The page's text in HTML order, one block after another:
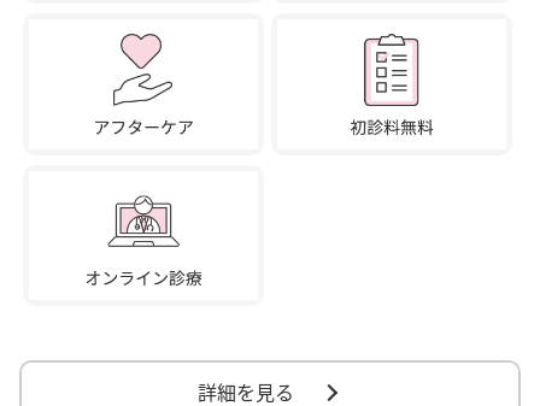
詳細を見る